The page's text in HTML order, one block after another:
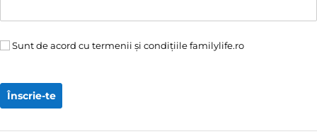
Sunt de acord cu termenii și condițiile familylife.ro
Sunt de acord cu termenii și condițiile familylife.ro
Înscrie-te